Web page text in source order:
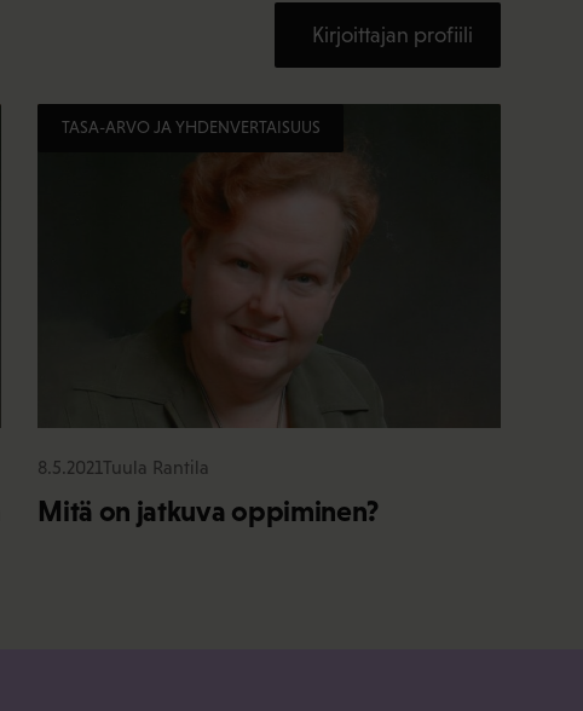
Kirjoittajan profiili
TASA-ARVO JA YHDENVERTAISUUS
8.5.2021Tuula Rantila
Mitä on jatkuva oppiminen?